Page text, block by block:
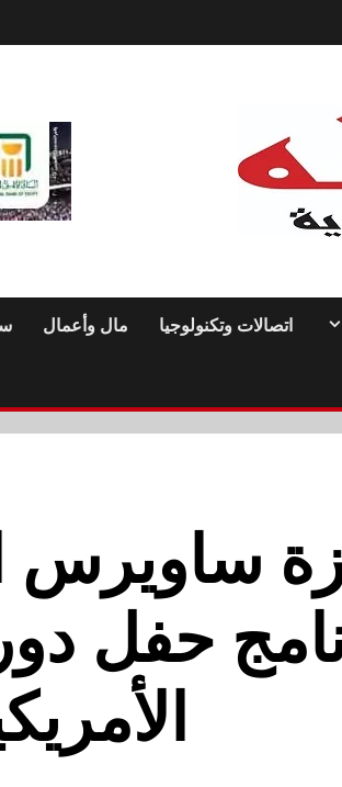
اتصالات وتكنولوجيا مال وأعمال
ساويرس
حفل